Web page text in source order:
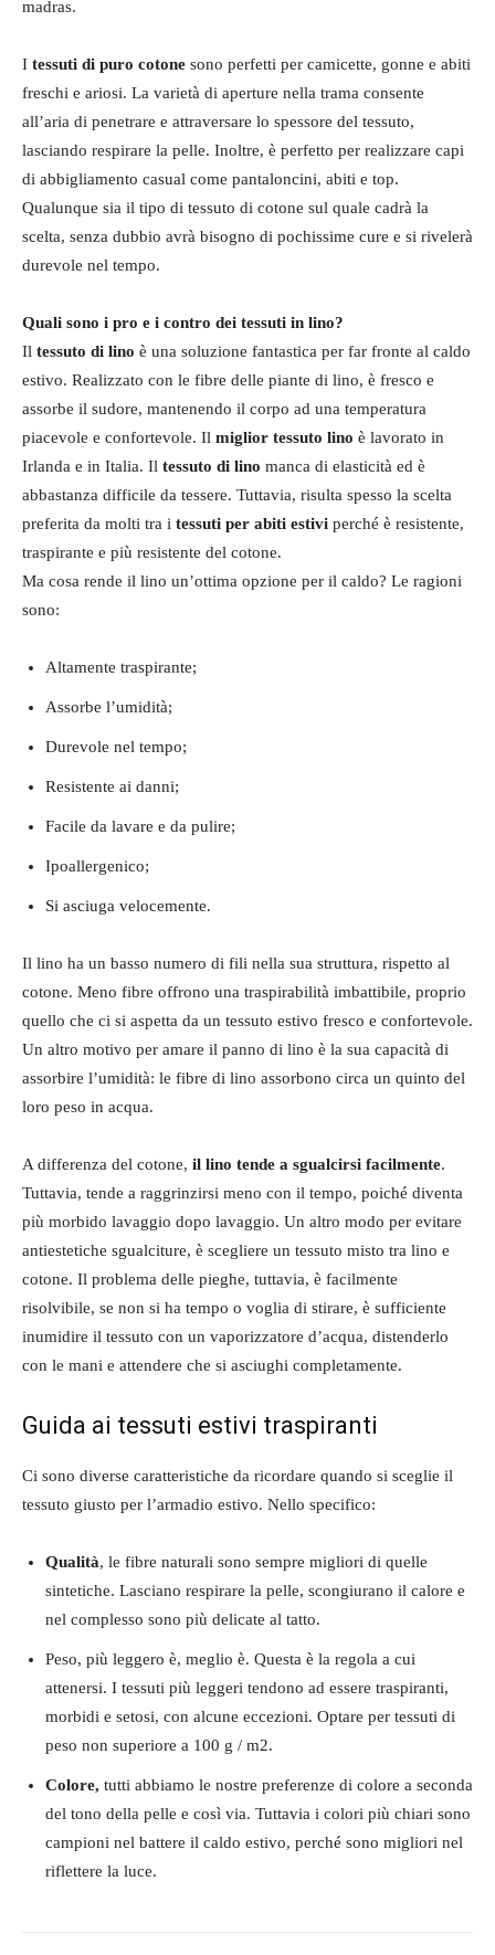
madras.
I tessuti di puro cotone sono perfetti per camicette, gonne e abiti
freschi e ariosi. La varietà di aperture nella trama consente
all’aria di penetrare e attraversare lo spessore del tessuto,
lasciando respirare la pelle. Inoltre, è perfetto per realizzare capi
di abbigliamento casual come pantaloncini, abiti e top.
Qualunque sia il tipo di tessuto di cotone sul quale cadrà la
scelta, senza dubbio avrà bisogno di pochissime cure e si rivelerà
durevole nel tempo.
Quali sono i pro e i contro dei tessuti in lino?
Il tessuto di lino è una soluzione fantastica per far fronte al caldo
estivo. Realizzato con le fibre delle piante di lino, è fresco e
assorbe il sudore, mantenendo il corpo ad una temperatura
piacevole e confortevole. Il miglior tessuto lino è lavorato in
Irlanda e in Italia. Il tessuto di lino manca di elasticità ed è
abbastanza difficile da tessere. Tuttavia, risulta spesso la scelta
preferita da molti tra i tessuti per abiti estivi perché è resistente,
traspirante e più resistente del cotone.
Ma cosa rende il lino un’ottima opzione per il caldo? Le ragioni
sono:
Altamente traspirante;
Assorbe l’umidità;
Durevole nel tempo;
Resistente ai danni;
Facile da lavare e da pulire;
Ipoallergenico;
Si asciuga velocemente.
Il lino ha un basso numero di fili nella sua struttura, rispetto al
cotone. Meno fibre offrono una traspirabilità imbattibile, proprio
quello che ci si aspetta da un tessuto estivo fresco e confortevole.
Un altro motivo per amare il panno di lino è la sua capacità di
assorbire l’umidità: le fibre di lino assorbono circa un quinto del
loro peso in acqua.
A differenza del cotone, il lino tende a sgualcirsi facilmente.
Tuttavia, tende a raggrinzirsi meno con il tempo, poiché diventa
più morbido lavaggio dopo lavaggio. Un altro modo per evitare
antiestetiche sgualciture, è scegliere un tessuto misto tra lino e
cotone. Il problema delle pieghe, tuttavia, è facilmente
risolvibile, se non si ha tempo o voglia di stirare, è sufficiente
inumidire il tessuto con un vaporizzatore d’acqua, distenderlo
con le mani e attendere che si asciughi completamente.
Guida ai tessuti estivi traspiranti
Ci sono diverse caratteristiche da ricordare quando si sceglie il
tessuto giusto per l’armadio estivo. Nello specifico:
Qualità, le fibre naturali sono sempre migliori di quelle
sintetiche. Lasciano respirare la pelle, scongiurano il calore e
nel complesso sono più delicate al tatto.
Peso, più leggero è, meglio è. Questa è la regola a cui
attenersi. I tessuti più leggeri tendono ad essere traspiranti,
morbidi e setosi, con alcune eccezioni. Optare per tessuti di
peso non superiore a 100 g / m2.
Colore, tutti abbiamo le nostre preferenze di colore a seconda
del tono della pelle e così via. Tuttavia i colori più chiari sono
campioni nel battere il caldo estivo, perché sono migliori nel
riflettere la luce.